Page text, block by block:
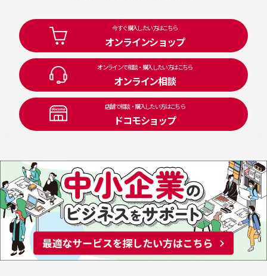
今すぐ購入したい方はこちら
オンラインショップ
オンラインで相談・購入したい方はこちら
オンライン相談
店舗で相談・購入したい方はこちら
ドコモショップ